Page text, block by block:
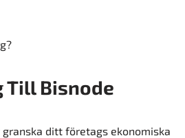
Till Bisnode
ditt företags ekonomiska